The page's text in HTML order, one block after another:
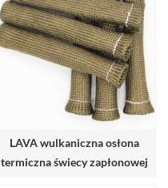
LAVA wulkaniczna osłona
termiczna świecy zapłonowej